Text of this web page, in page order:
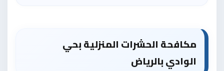
مكافحة الحشرات المنزلية بحي
الواديبالرياض